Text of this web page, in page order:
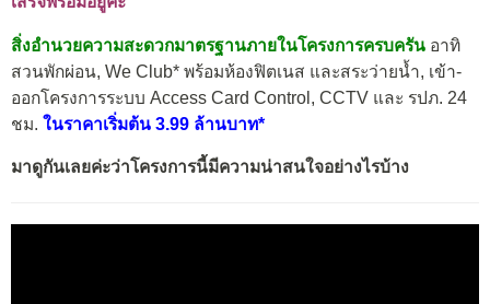
สิ่งอำนวยความสะดวกมาตรฐานภายในโครงการครบครัน อาทิ
สวนพักผ่อน, We Club* พร้อมห้องฟิตเนส และสระว่ายน้ำ, เข้า-
ออกโครงการระบบ Access Card Control, CCTV และ รปภ. 24
ชม. ในราคาเริ่มต้น 3.99 ล้านบาท*
มาดูกันเลยค่ะว่าโครงการนี้มีความน่าสนใจอย่างไรบ้าง